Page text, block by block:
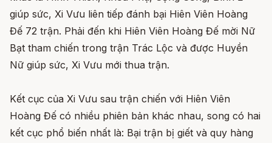
giúp sức, Xi Vưu liên tiếp đánh bại Hiên Viên Hoàng
Đế 72 trận. Phải đến khi Hiên Viên Hoàng Đế mời Nữ
Bạt tham chiến trong trận Trác Lộc và được Huyền
Nữ giúp sức, Xi Vưu mới thua trận.
Kết cục của Xi Vưu sau trận chiến với Hiên Viên
Hoàng Đế có nhiều phiên bản khác nhau, song có hai
kết cục phổ biến nhất là: Bại trận bị giết và quy hàng